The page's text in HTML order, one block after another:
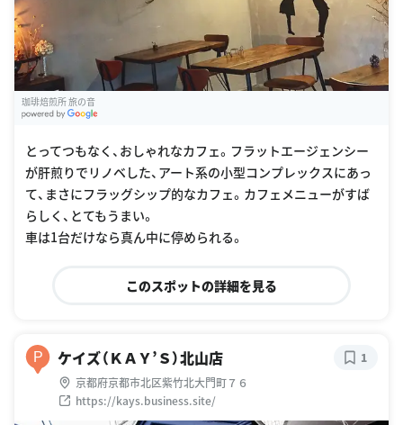
珈琲焙煎所 旅の音
とってつもなく、おしゃれなカフェ。フラットエージェンシー
が肝煎りでリノベした、アート系の小型コンプレックスにあっ
て、まさにフラッグシップ的なカフェ。カフェメニューがすば
らしく、とてもうまい。
車は1台だけなら真ん中に停められる。
このスポットの詳細を見る
P ケイズ（ＫＡＹ’Ｓ）北山店
京都府京都市北区紫竹北大門町７６
https://kays.business.site/
1